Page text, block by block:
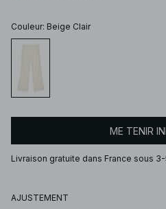
Couleur: Beige Clair
ME TENIR
Livraison gratuite dans France sous
AJUSTEMENT